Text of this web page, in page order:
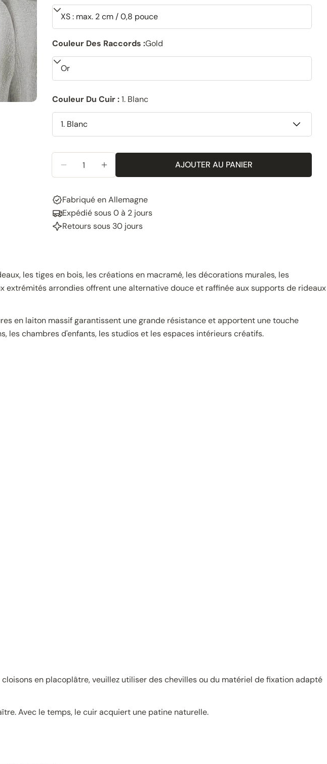
Couleur Des Raccords :Gold
Couleur Du Cuir :1. Blanc
RÉDUIRE LA QUANTITÉ POUR LE SUPPORT DE TRINGLE À
AUGMENTER LA QUANTITÉ POUR LE SUPPORT DE
AJOUTER AU PANIER
Fabriqué en Allemagne
Expédié sous 0 à 2 jours
Retours sous 30 jours
les tiges en bois, les créations en macramé, les décorations murales, les
extrémités arrondies offrent une alternative douce et raffinée aux supports de rideaux
en laiton massif garantissent une grande résistance et apportent une touche
les chambres d'enfants, les studios et les espaces intérieurs créatifs.
en placoplâtre, veuillez utiliser des chevilles ou du matériel de fixation adapté
Avec le temps, le cuir acquiert une patine naturelle.